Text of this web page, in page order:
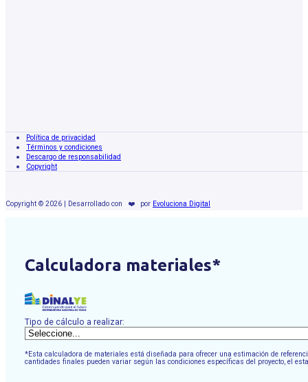
Política de privacidad
Términos y condiciones
Descargo de responsabilidad
Copyright
Copyright © 2026 | Desarrollado con ❤️ por Evoluciona Digital
Calculadora materiales*
Tipo de cálculo a realizar:
*Esta calculadora de materiales está diseñada para ofrecer una estimación de
cantidades finales pueden variar según las condiciones específicas del proyecto, el